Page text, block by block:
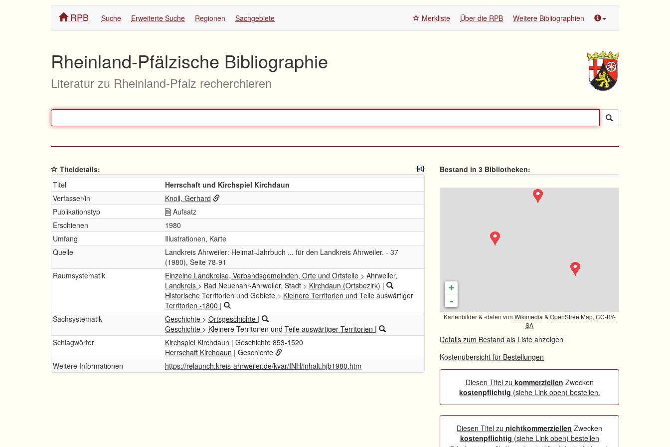
RPB Suche Erweiterte Suche Regionen Sachgebiete Merkliste Über die RPB Weitere Bibliographien
Rheinland-Pfälzische Bibliographie
Literatur zu Rheinland-Pfalz recherchieren
Titeldetails:
Titel
Herrschaft und Kirchspiel Kirchdaun
Verfasser/in
Knoll, Gerhard
Publikationstyp
Aufsatz
Erschienen
1980
Umfang
Illustrationen, Karte
Quelle
Landkreis Ahrweiler: Heimat-Jahrbuch ... für den Landkreis Ahrweiler. - 37
(1980), Seite 78-91
Raumsystematik
Einzelne Landkreise, Verbandsgemeinden, Orte und Ortsteile > Ahrweiler,
Landkreis > Bad Neuenahr-Ahrweiler, Stadt > Kirchdaun (Ortsbezirk) |
Historische Territorien und Gebiete > Kleinere Territorien und Teile auswärtiger
Territorien -1800 |
Sachsystematik
Geschichte > Ortsgeschichte |
Geschichte > Kleinere Territorien und Teile auswärtiger Territorien |
Schlagwörter
Kirchspiel Kirchdaun | Geschichte 853-1520
Herrschaft Kirchdaun | Geschichte
Weitere Informationen
https://relaunch.kreis-ahrweiler.de/kvar/INH/inhalt.hjb1980.htm
Bestand in 3 Bibliotheken:
+
-
Kartenbilder & -daten von Wikimedia & OpenStreetMap, CC-BY-
SA
Details zum Bestand als Liste anzeigen
Kostenübersicht für Bestellungen
Diesen Titel zu kommerziellen Zwecken
kostenpflichtig (siehe Link oben) bestellen.
Diesen Titel zu nichtkommerziellen Zwecken
kostenpflichtig (siehe Link oben) bestellen